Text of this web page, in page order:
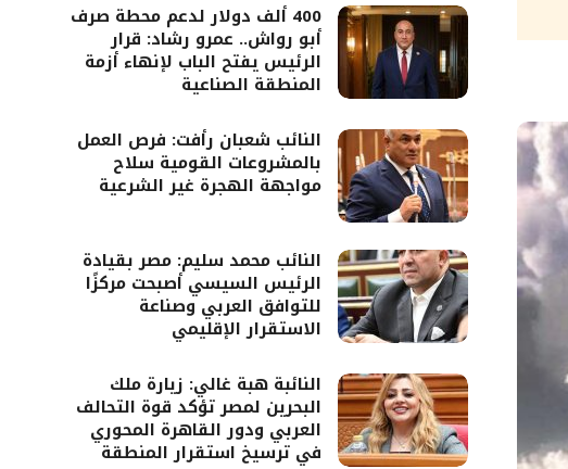
400 ألف دولار لدعم محطة صرف
أبو رواش.. عمرو رشاد: قرار
الرئيس يفتح الباب لإنهاء أزمة
المنطقة الصناعية
النائب شعبان رأفت: فرص العمل
بالمشروعات القومية سلاح
مواجهة الهجرة غير الشرعية
النائب محمد سليم: مصر بقيادة
الرئيس السيسي أصبحت مركزًا
للتوافق العربي وصناعة
الاستقرار الإقليمي
النائبة هبة غالي: زيارة ملك
البحرين لمصر تؤكد قوة التحالف
العربي ودور القاهرة المحوري
في ترسيخ استقرار المنطقة